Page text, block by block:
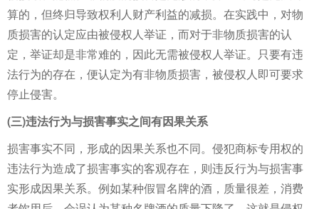
算的，但终归导致权利人财产利益的减损。在实践中，对物
质损害的认定应由被侵权人举证，而对于非物质损害的认
定，举证却是非常难的，因此无需被侵权人举证。只要有违
法行为的存在，便认定为有非物质损害，被侵权人即可要求
停止侵害。
(三)违法行为与损害事实之间有因果关系
损害事实不同，形成的因果关系也不同。侵犯商标专用权的
违法行为造成了损害事实的客观存在，则违反行为与损害事
实形成因果关系。例如某种假冒名牌的酒，质量很差，消费